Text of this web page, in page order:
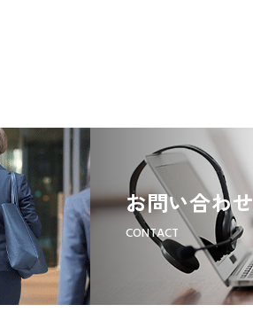
お問い合わせ
CONTACT